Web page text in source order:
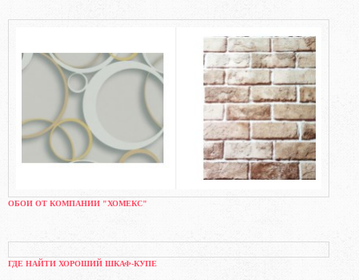
ОБОИ ОТ КОМПАНИИ "ХОМЕКС"
ГДЕ НАЙТИ ХОРОШИЙ ШКАФ-КУПЕ